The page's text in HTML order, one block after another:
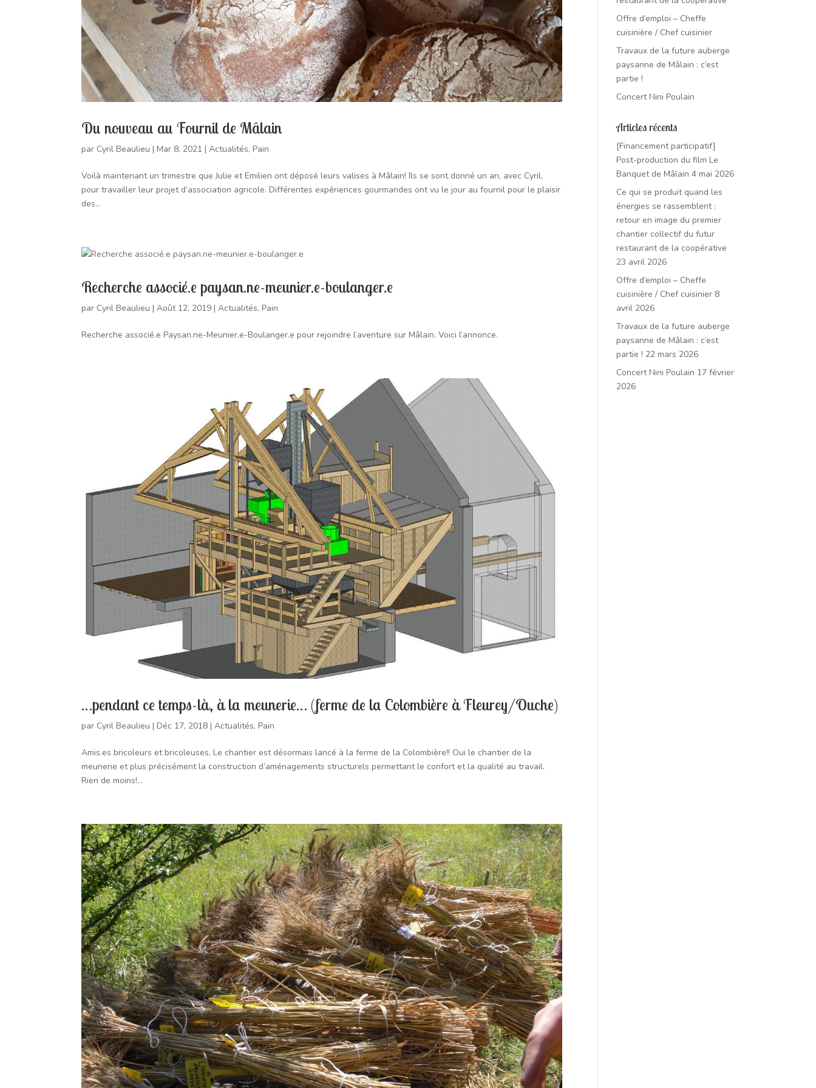
Du nouveau au Fournil de Mâlain
par Cyril Beaulieu |Mar 8, 2021 |Actualités,Pain
Voilà maintenant un trimestre que Julie et Emilien ont déposé leurs valises à Mâlain! Ils se sont donné un an, avec Cyril,
pour travailler leur projet d’association agricole. Différentes expériences gourmandes ont vu le jour au fournil pour le plaisir
des...
Recherche associé.e paysan.ne-meunier.e-boulanger.e
par Cyril Beaulieu |Août 12, 2019 |Actualités,Pain
Recherche associé.e Paysan.ne-Meunier.e-Boulanger.e pour rejoindre l’aventure sur Mâlain. Voici l’annonce.
…pendant ce temps-là, à la meunerie… (ferme de la Colombière à Fleurey/Ouche)
par Cyril Beaulieu |Déc 17, 2018 |Actualités,Pain
Amis.es bricoleurs et bricoleuses, Le chantier est désormais lancé à la ferme de la Colombière!! Oui le chantier de la
meunerie et plus précisément la construction d’aménagements structurels permettant le confort et la qualité au travail.
Rien de moins!...
Offre d’emploi – Cheffe
cuisinière / Chef cuisinier
Travaux de la future auberge
paysanne de Mâlain : c’est
partie !
Concert Nini Poulain
Articles récents
[Financement participatif]
Post-production du film Le
Banquet de Mâlain 4 mai 2026
Ce qui se produit quand les
énergies se rassemblent :
retour en image du premier
chantier collectif du futur
restaurant de la coopérative
23 avril 2026
Offre d’emploi – Cheffe
cuisinière / Chef cuisinier 8
avril 2026
Travaux de la future auberge
paysanne de Mâlain : c’est
partie ! 22 mars 2026
Concert Nini Poulain 17 février
2026